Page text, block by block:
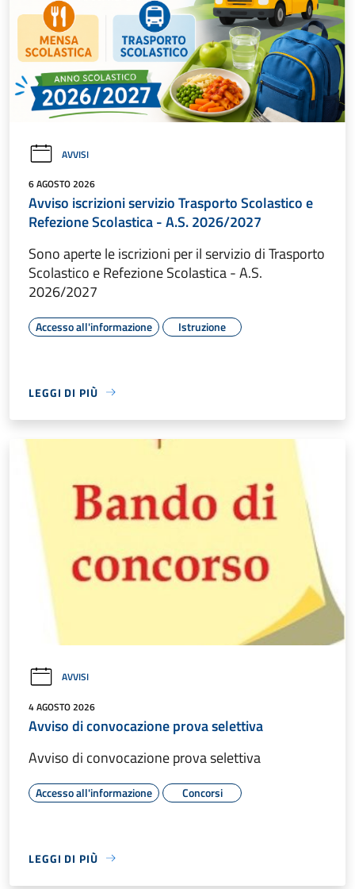
AVVISI
6 AGOSTO 2026
Avviso iscrizioni servizio Trasporto Scolastico e
Refezione Scolastica - A.S. 2026/2027
Sono aperte le iscrizioni per il servizio di Trasporto
Scolastico e Refezione Scolastica - A.S.
2026/2027
Accesso all'informazione Istruzione
LEGGI DI PIÙ
AVVISI
4 AGOSTO 2026
Avviso di convocazione prova selettiva
Avviso di convocazione prova selettiva
Accesso all'informazione Concorsi
LEGGI DI PIÙ